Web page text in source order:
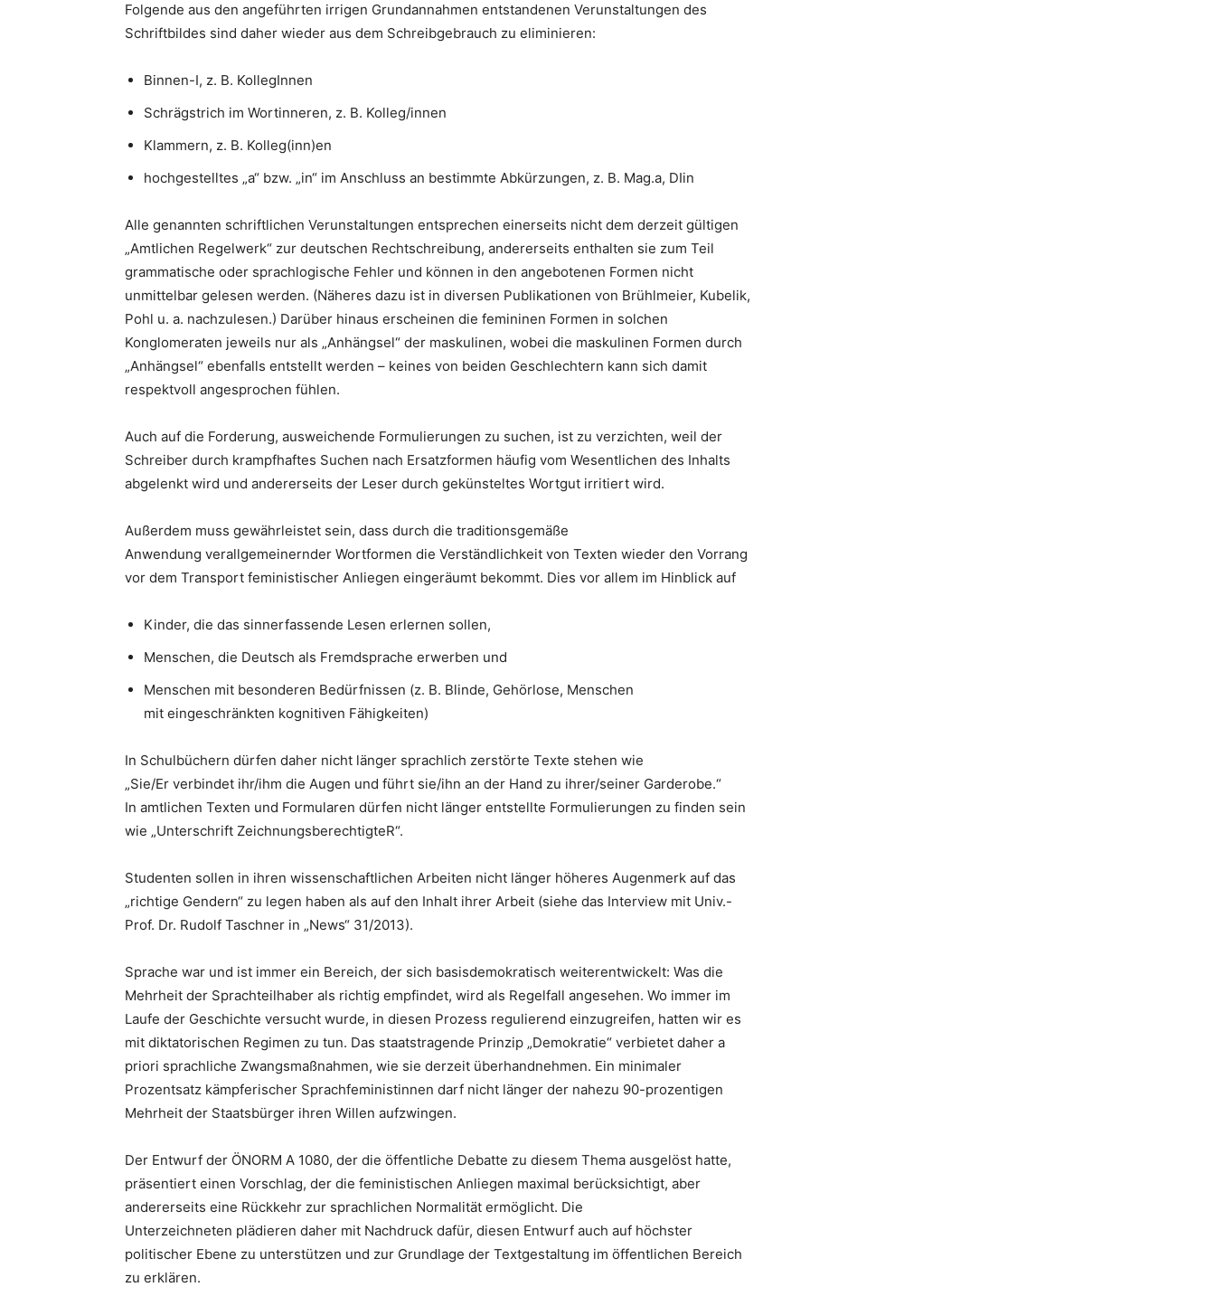
Folgende aus den angeführten irrigen Grundannahmen entstandenen Verunstaltungen des
Schriftbildes sind daher wieder aus dem Schreibgebrauch zu eliminieren:
Binnen-I, z. B. KollegInnen
Schrägstrich im Wortinneren, z. B. Kolleg/innen
Klammern, z. B. Kolleg(inn)en
hochgestelltes „a“ bzw. „in“ im Anschluss an bestimmte Abkürzungen, z. B. Mag.a, DIin
Alle genannten schriftlichen Verunstaltungen entsprechen einerseits nicht dem derzeit gültigen
„Amtlichen Regelwerk“ zur deutschen Rechtschreibung, andererseits enthalten sie zum Teil
grammatische oder sprachlogische Fehler und können in den angebotenen Formen nicht
unmittelbar gelesen werden. (Näheres dazu ist in diversen Publikationen von Brühlmeier, Kubelik,
Pohl u. a. nachzulesen.) Darüber hinaus erscheinen die femininen Formen in solchen
Konglomeraten jeweils nur als „Anhängsel“ der maskulinen, wobei die maskulinen Formen durch
„Anhängsel“ ebenfalls entstellt werden – keines von beiden Geschlechtern kann sich damit
respektvoll angesprochen fühlen.
Auch auf die Forderung, ausweichende Formulierungen zu suchen, ist zu verzichten, weil der
Schreiber durch krampfhaftes Suchen nach Ersatzformen häufig vom Wesentlichen des Inhalts
abgelenkt wird und andererseits der Leser durch gekünsteltes Wortgut irritiert wird.
Außerdem muss gewährleistet sein, dass durch die traditionsgemäße
Anwendung verallgemeinernder Wortformen die Verständlichkeit von Texten wieder den Vorrang
vor dem Transport feministischer Anliegen eingeräumt bekommt. Dies vor allem im Hinblick auf
Kinder, die das sinnerfassende Lesen erlernen sollen,
Menschen, die Deutsch als Fremdsprache erwerben und
Menschen mit besonderen Bedürfnissen (z. B. Blinde, Gehörlose, Menschen
mit eingeschränkten kognitiven Fähigkeiten)
In Schulbüchern dürfen daher nicht länger sprachlich zerstörte Texte stehen wie
„Sie/Er verbindet ihr/ihm die Augen und führt sie/ihn an der Hand zu ihrer/seiner Garderobe.“
In amtlichen Texten und Formularen dürfen nicht länger entstellte Formulierungen zu finden sein
wie „Unterschrift ZeichnungsberechtigteR“.
Studenten sollen in ihren wissenschaftlichen Arbeiten nicht länger höheres Augenmerk auf das
„richtige Gendern“ zu legen haben als auf den Inhalt ihrer Arbeit (siehe das Interview mit Univ.-
Prof. Dr. Rudolf Taschner in „News“ 31/2013).
Sprache war und ist immer ein Bereich, der sich basisdemokratisch weiterentwickelt: Was die
Mehrheit der Sprachteilhaber als richtig empfindet, wird als Regelfall angesehen. Wo immer im
Laufe der Geschichte versucht wurde, in diesen Prozess regulierend einzugreifen, hatten wir es
mit diktatorischen Regimen zu tun. Das staatstragende Prinzip „Demokratie“ verbietet daher a
priori sprachliche Zwangsmaßnahmen, wie sie derzeit überhandnehmen. Ein minimaler
Prozentsatz kämpferischer Sprachfeministinnen darf nicht länger der nahezu 90-prozentigen
Mehrheit der Staatsbürger ihren Willen aufzwingen.
Der Entwurf der ÖNORM A 1080, der die öffentliche Debatte zu diesem Thema ausgelöst hatte,
präsentiert einen Vorschlag, der die feministischen Anliegen maximal berücksichtigt, aber
andererseits eine Rückkehr zur sprachlichen Normalität ermöglicht. Die
Unterzeichneten plädieren daher mit Nachdruck dafür, diesen Entwurf auch auf höchster
politischer Ebene zu unterstützen und zur Grundlage der Textgestaltung im öffentlichen Bereich
zu erklären.